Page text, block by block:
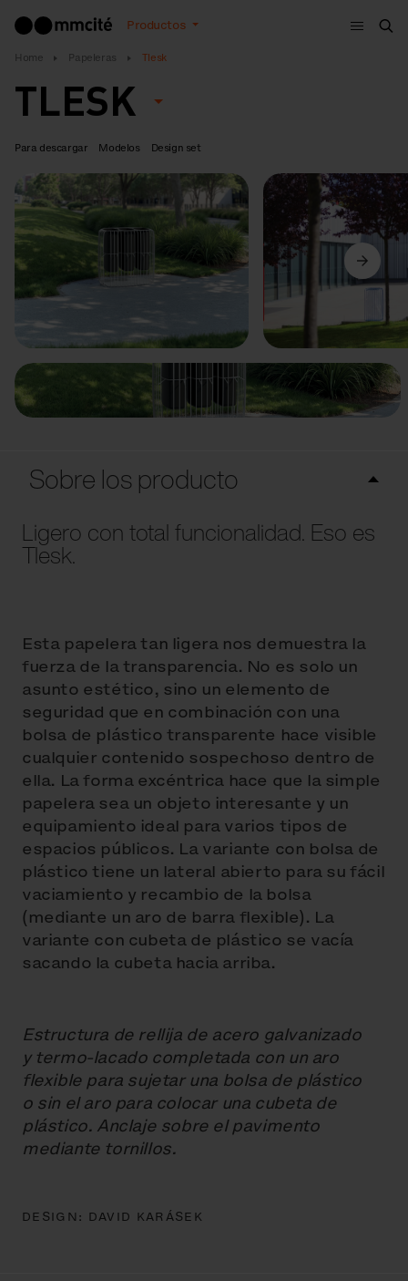
Productos
Menú
Home Papeleras Tlesk
TLESK
Para descargar Modelos Design set
Sobre los producto
Ligero con total funcionalidad. Eso es
Tlesk.
Esta papelera tan ligera nos demuestra la
fuerza de la transparencia. No es solo un
asunto estético, sino un elemento de
seguridad que en combinación con una
bolsa de plástico transparente hace visible
cualquier contenido sospechoso dentro de
ella. La forma excéntrica hace que la simple
papelera sea un objeto interesante y un
equipamiento ideal para varios tipos de
espacios públicos. La variante con bolsa de
plástico tiene un lateral abierto para su fácil
vaciamiento y recambio de la bolsa
(mediante un aro de barra flexible). La
variante con cubeta de plástico se vacía
sacando la cubeta hacia arriba.
Estructura de rellija de acero galvanizado
y termo-lacado completada con un aro
flexible para sujetar una bolsa de plástico
o sin el aro para colocar una cubeta de
plástico. Anclaje sobre el pavimento
mediante tornillos.
DESIGN: DAVID KARÁSEK